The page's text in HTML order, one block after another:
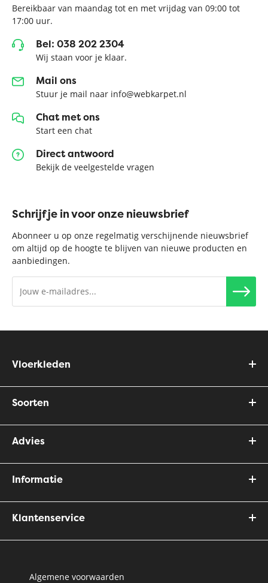
Bereikbaar van maandag tot en met vrijdag van 09:00 tot
17:00 uur.
Bel: 038 202 2304
Wij staan voor je klaar.
Mail ons
Stuur je mail naar info@webkarpet.nl
Chat met ons
Start een chat
Direct antwoord
Bekijk de veelgestelde vragen
Schrijf je in voor onze nieuwsbrief
Abonneer u op onze regelmatig verschijnende nieuwsbrief
om altijd op de hoogte te blijven van nieuwe producten en
aanbiedingen.
Vloerkleden
Soorten
Advies
Informatie
Klantenservice
Algemene voorwaarden